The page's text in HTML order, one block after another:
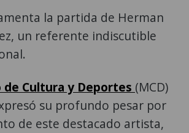
la partida de Herman
un referente indiscutible
Cultura y Deportes (MCD)
su profundo pesar por
de este destacado artista,